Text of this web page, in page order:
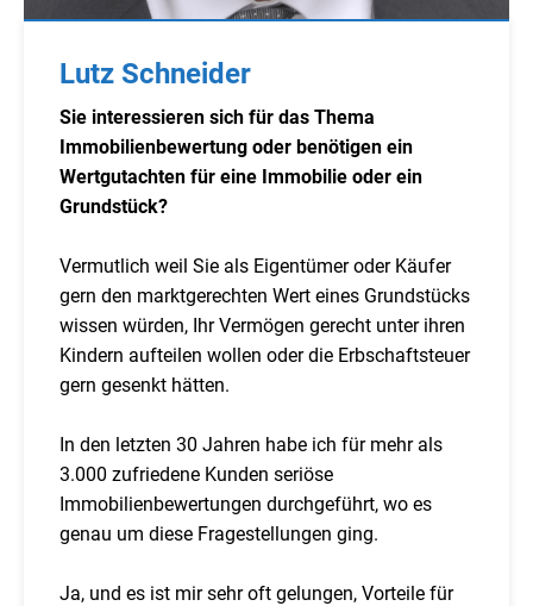
Lutz Schneider
Sie interessieren sich für das Thema
Immobilienbewertung oder benötigen ein
Wertgutachten für eine Immobilie oder ein
Grundstück?
Vermutlich weil Sie als Eigentümer oder Käufer
gern den marktgerechten Wert eines Grundstücks
wissen würden, Ihr Vermögen gerecht unter ihren
Kindern aufteilen wollen oder die Erbschaftsteuer
gern gesenkt hätten.
In den letzten 30 Jahren habe ich für mehr als
3.000 zufriedene Kunden seriöse
Immobilienbewertungen durchgeführt, wo es
genau um diese Fragestellungen ging.
Ja, und es ist mir sehr oft gelungen, Vorteile für